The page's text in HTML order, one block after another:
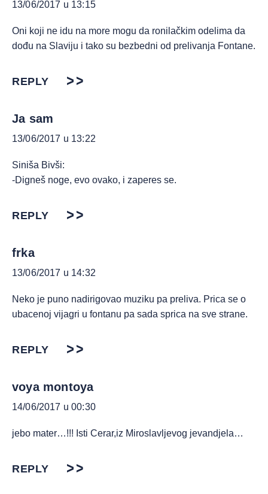
13/06/2017 u 13:15
Oni koji ne idu na more mogu da ronilačkim odelima da
dođu na Slaviju i tako su bezbedni od prelivanja Fontane.
REPLY
Ja sam
13/06/2017 u 13:22
Siniša Bivši:
-Digneš noge, evo ovako, i zaperes se.
REPLY
frka
13/06/2017 u 14:32
Neko je puno nadirigovao muziku pa preliva. Prica se o
ubacenoj vijagri u fontanu pa sada sprica na sve strane.
REPLY
voya montoya
14/06/2017 u 00:30
jebo mater…!!! Isti Cerar,iz Miroslavljevog jevandjela…
REPLY